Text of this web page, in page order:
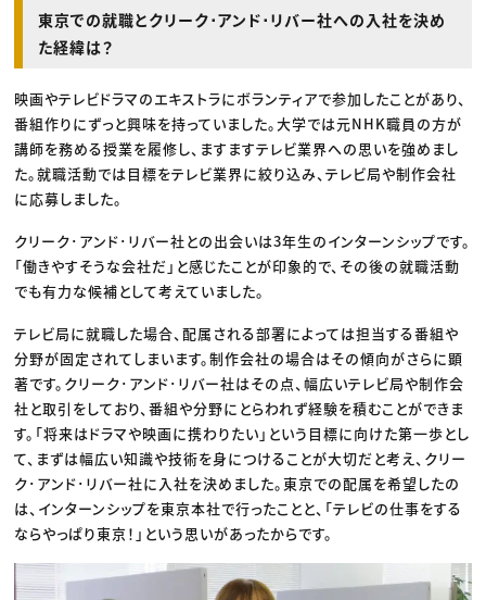
東京での就職とクリーク･アンド･リバー社への入社を決め
た経緯は？
映画やテレビドラマのエキストラにボランティアで参加したことがあり、
番組作りにずっと興味を持っていました。大学では元NHK職員の方が
講師を務める授業を履修し、ますますテレビ業界への思いを強めまし
た。就職活動では目標をテレビ業界に絞り込み、テレビ局や制作会社
に応募しました。
クリーク･アンド･リバー社との出会いは3年生のインターンシップです。
「働きやすそうな会社だ」と感じたことが印象的で、その後の就職活動
でも有力な候補として考えていました。
テレビ局に就職した場合、配属される部署によっては担当する番組や
分野が固定されてしまいます。制作会社の場合はその傾向がさらに顕
著です。クリーク･アンド･リバー社はその点、幅広いテレビ局や制作会
社と取引をしており、番組や分野にとらわれず経験を積むことができま
す。「将来はドラマや映画に携わりたい」という目標に向けた第一歩とし
て、まずは幅広い知識や技術を身につけることが大切だと考え、クリー
ク･アンド･リバー社に入社を決めました。東京での配属を希望したの
は、インターンシップを東京本社で行ったことと、「テレビの仕事をする
ならやっぱり東京！」という思いがあったからです。